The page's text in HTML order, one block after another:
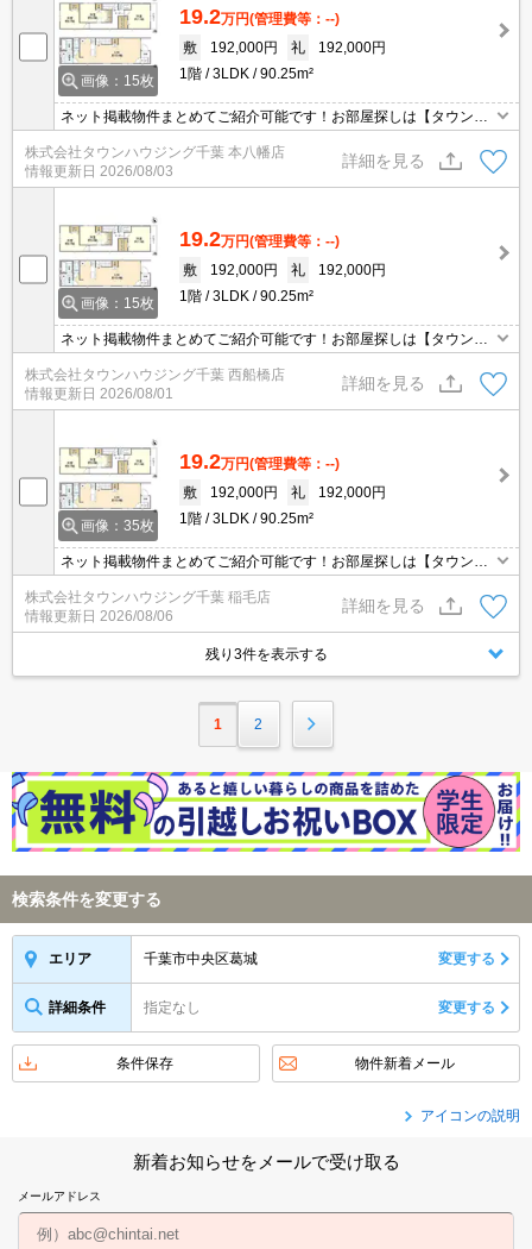
画像：15枚
19.2万円(管理費等：--)
敷
192,000円 礼
192,000円
1階
3LDK 90.25m²
ネット掲載物件まとめてご紹介可能です！お部屋探しは【タウンハ
ウジング】にお任せください！※オンライン内見・現地待ち合わせ
は事前にご相談ください。
株式会社タウンハウジング千葉 本八幡店
情報更新日 2026/08/03
詳細を見る
画像：15枚
19.2万円(管理費等：--)
敷
192,000円 礼
192,000円
1階
3LDK 90.25m²
ネット掲載物件まとめてご紹介可能です！お部屋探しは【タウンハ
ウジング】にお任せください！※オンライン内見・現地待ち合わせ
は事前にご相談ください。
株式会社タウンハウジング千葉 西船橋店
情報更新日 2026/08/01
詳細を見る
画像：35枚
19.2万円(管理費等：--)
敷
192,000円 礼
192,000円
1階
3LDK 90.25m²
ネット掲載物件まとめてご紹介可能です！お部屋探しは【タウンハ
ウジング】にお任せください！※オンライン内見・現地待ち合わせ
は事前にご相談ください。
株式会社タウンハウジング千葉 稲毛店
情報更新日 2026/08/06
詳細を見る
残り3件を表示する
1 2
検索条件を変更する
エリア 千葉市中央区葛城 変更する
詳細条件 指定なし 変更する
条件保存 物件新着メール
アイコンの説明
新着お知らせをメールで受け取る
メールアドレス